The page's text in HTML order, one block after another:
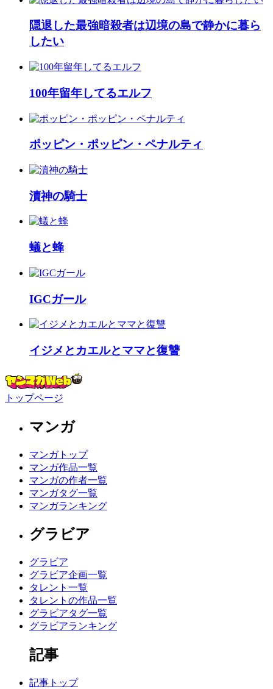
隠退した最強暗殺者は辺境の島で静かに暮ら
したい
100年留年してるエルフ
ポッピン・ポッピン・ペナルティ
瀆神の騎士
蟻と蜂
IGCガール
イジメとカエルとママと復讐
トップページ
マンガ
マンガトップ
マンガ作品一覧
マンガの作者一覧
マンガタグ一覧
マンガランキング
グラビア
グラビア
グラビア企画一覧
タレント一覧
タレントの作品一覧
グラビアタグ一覧
グラビアランキング
記事
記事トップ